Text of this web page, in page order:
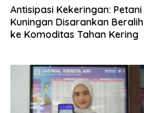
Antisipasi Kekeringan: Petani
Kuningan Disarankan Beralih
ke Komoditas Tahan Kering